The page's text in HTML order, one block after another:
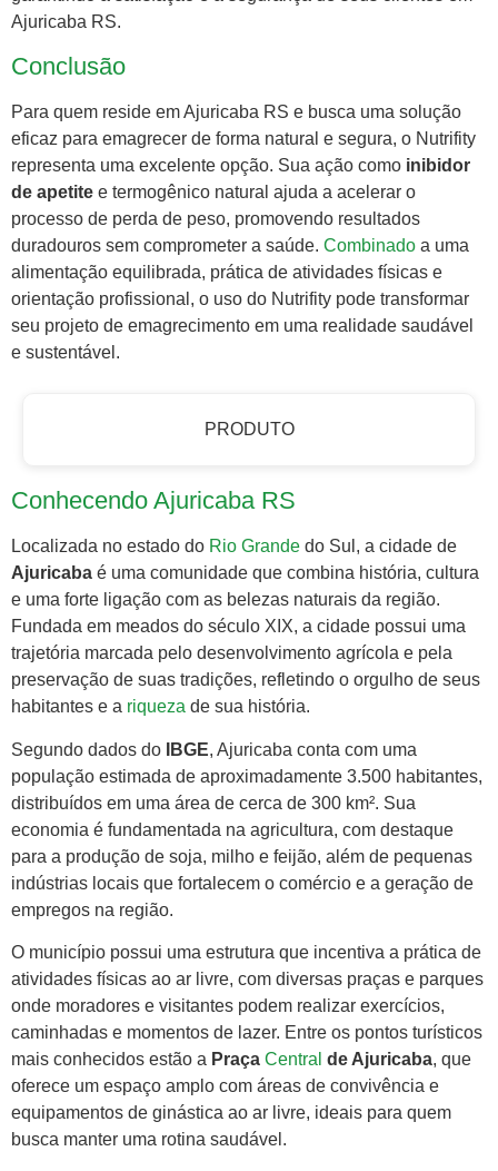
Ajuricaba RS.
Conclusão
Para quem reside em Ajuricaba RS e busca uma solução
eficaz para emagrecer de forma natural e segura, o Nutrifity
representa uma excelente opção. Sua ação como inibidor
de apetite e termogênico natural ajuda a acelerar o
processo de perda de peso, promovendo resultados
duradouros sem comprometer a saúde. Combinado a uma
alimentação equilibrada, prática de atividades físicas e
orientação profissional, o uso do Nutrifity pode transformar
seu projeto de emagrecimento em uma realidade saudável
e sustentável.
PRODUTO
Conhecendo Ajuricaba RS
Localizada no estado do Rio Grande do Sul, a cidade de
Ajuricaba é uma comunidade que combina história, cultura
e uma forte ligação com as belezas naturais da região.
Fundada em meados do século XIX, a cidade possui uma
trajetória marcada pelo desenvolvimento agrícola e pela
preservação de suas tradições, refletindo o orgulho de seus
habitantes e a riqueza de sua história.
Segundo dados do IBGE, Ajuricaba conta com uma
população estimada de aproximadamente 3.500 habitantes,
distribuídos em uma área de cerca de 300 km². Sua
economia é fundamentada na agricultura, com destaque
para a produção de soja, milho e feijão, além de pequenas
indústrias locais que fortalecem o comércio e a geração de
empregos na região.
O município possui uma estrutura que incentiva a prática de
atividades físicas ao ar livre, com diversas praças e parques
onde moradores e visitantes podem realizar exercícios,
caminhadas e momentos de lazer. Entre os pontos turísticos
mais conhecidos estão a Praça Central de Ajuricaba, que
oferece um espaço amplo com áreas de convivência e
equipamentos de ginástica ao ar livre, ideais para quem
busca manter uma rotina saudável.